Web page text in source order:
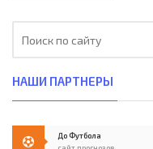
НАШИ ПАРТНЕРЫ
До Футбола